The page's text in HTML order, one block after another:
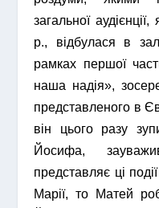
загальної
р., відбулася в
рамках першої
наша надія»,
представленого в
він цього разу
Йосифа,
представляє ці
Марії, то Матей